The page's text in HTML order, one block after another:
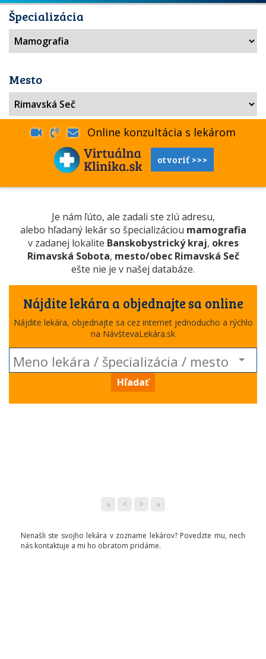
Špecializácia
Mesto
Online konzultácia s lekárom
otvoriť >>>
Je nám ľúto, ale zadali ste zlú adresu,
alebo hľadaný lekár so špecializáciou mamografia
v zadanej lokalite Banskobystrický kraj, okres
Rimavská Sobota, mesto/obec Rimavská Seč
ešte nie je v našej databáze.
Nájdite lekára a objednajte sa online
Nájdite lekára, objednajte sa cez internet jednoducho a rýchlo
na NávštevaLekára.sk
Hľadať
« < > »
Nenašli ste svojho lekára v zozname lekárov? Povedzte mu, nech
nás kontaktuje a mi ho obratom pridáme.